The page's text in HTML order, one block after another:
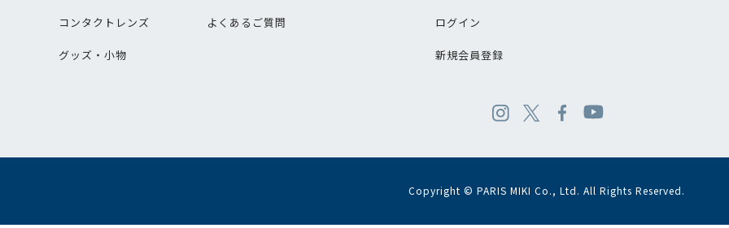
コンタクトレンズ
グッズ・小物
よくあるご質問 ログイン
新規会員登録
Copyright © PARIS MIKI Co., Ltd. All Rights Reserved.